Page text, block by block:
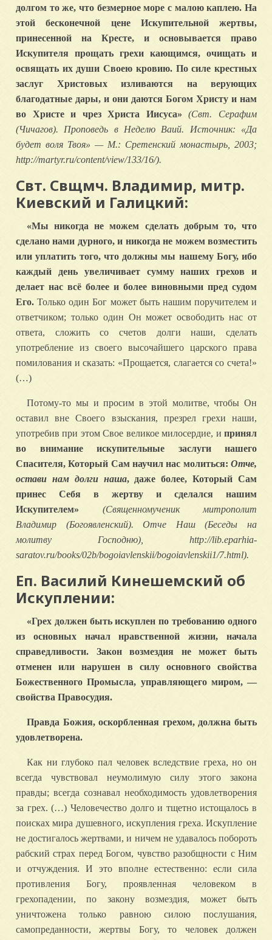
долгом то же, что безмерное море с малою каплею. На
этой бесконечной цене Искупительной жертвы,
принесенной на Кресте, и основывается право
Искупителя прощать грехи кающимся, очищать и
освящать их души Своею кровию. По силе крестных
заслуг Христовых изливаются на верующих
благодатные дары, и они даются Богом Христу и нам
во Христе и чрез Христа Иисуса»(Свт. Серафим
(Чичагов). Проповедь в Неделю Ваий. Источник: «Да
будет воля Твоя» — М.: Сретенский монастырь, 2003;
http://martyr.ru/content/view/133/16/).
Свт. Свщмч. Владимир, митр.
Киевский и Галицкий:
«Мы никогда не можем сделать добрым то, что
сделано нами дурного, и никогда не можем возместить
или уплатить того, что должны мы нашему Богу, ибо
каждый день увеличивает сумму наших грехов и
делает нас всё более и более виновными пред судом
Его. Только один Бог может быть нашим поручителем и
ответчиком; только один Он может освободить нас от
ответа, сложить со счетов долги наши, сделать
употребление из своего высочайшего царского права
помилования и сказать: «Прощается, слагается со счета!»
(…)
Потому-то мы и просим в этой молитве, чтобы Он
оставил вне Своего взыскания, презрел грехи наши,
употребив при этом Свое великое милосердие, и принял
во внимание искупительные заслуги нашего
Спасителя, Который Сам научил нас молиться: Отче,
остави нам долги наша, даже более, Который Сам
принес Себя в жертву и сделался нашим
Искупителем» (Священномученик митрополит
Владимир (Богоявленский). Отче Наш (Беседы на
молитву Господню), http://lib.eparhia-
saratov.ru/books/02b/bogoiavlenskii/bogoiavlenskii1/7.html).
Еп. Василий Кинешемский об
Искуплении:
«Грех должен быть искуплен по требованию одного
из основных начал нравственной жизни, начала
справедливости. Закон возмездия не может быть
отменен или нарушен в силу основного свойства
Божественного Промысла, управляющего миром, —
свойства Правосудия.
Правда Божия, оскорбленная грехом, должна быть
удовлетворена.
Как ни глубоко пал человек вследствие греха, но он
всегда чувствовал неумолимую силу этого закона
правды; всегда сознавал необходимость удовлетворения
за грех. (…) Человечество долго и тщетно истощалось в
поисках мира душевного, искупления греха. Искупление
не достигалось жертвами, и ничем не удавалось побороть
рабский страх пе­ред Богом, чувство разобщности с Ним
и отчуждения. И это вполне естественно: если сила
противления Богу, проявленная человеком в
грехопадении, по закону возмездия, может быть
уничтожена только равною силою послушания,
самопреданности, жертвы Богу, то человек должен